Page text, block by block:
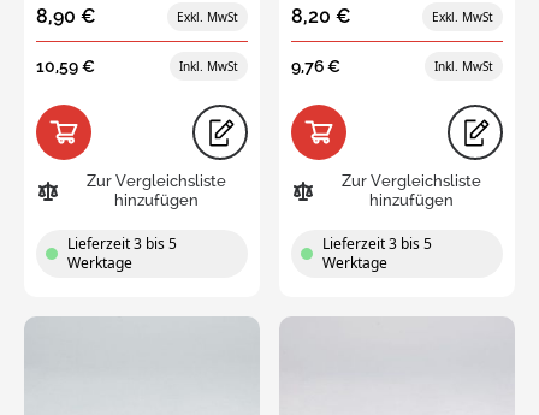
8,90 €
10,59 €
Zur Vergleichsliste
hinzufügen
Lieferzeit 3 bis 5
Werktage
8,20 €
9,76 €
Zur Vergleichsliste
hinzufügen
Lieferzeit 3 bis 5
Werktage